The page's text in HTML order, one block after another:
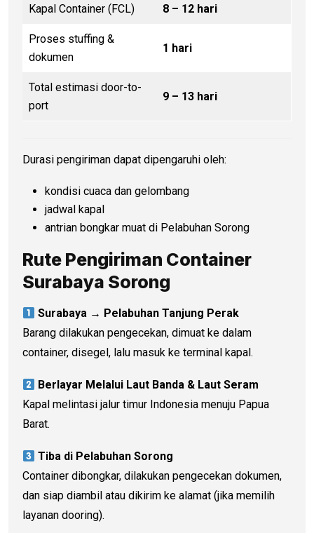
Kapal Container (FCL) 8 – 12 hari
Proses stuffing &
dokumen
1 hari
Total estimasi door-to-
port
9 – 13 hari
Durasi pengiriman dapat dipengaruhi oleh:
kondisi cuaca dan gelombang
jadwal kapal
antrian bongkar muat di Pelabuhan Sorong
Rute Pengiriman Container
Surabaya Sorong
Surabaya → Pelabuhan Tanjung Perak
Barang dilakukan pengecekan, dimuat ke dalam
container, disegel, lalu masuk ke terminal kapal.
Berlayar Melalui Laut Banda & Laut Seram
Kapal melintasi jalur timur Indonesia menuju Papua
Barat.
Tiba di Pelabuhan Sorong
Container dibongkar, dilakukan pengecekan dokumen,
dan siap diambil atau dikirim ke alamat (jika memilih
layanan dooring).